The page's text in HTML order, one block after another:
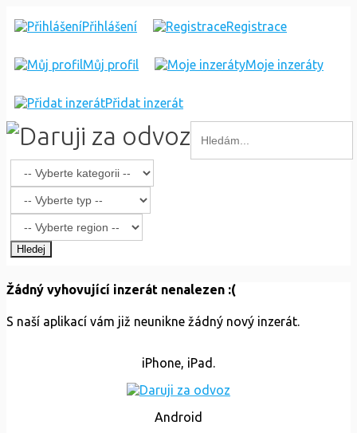
Přihlášení Registrace
Můj profil Moje inzeráty
Přidat inzerát
Hledej
Žádný vyhovující inzerát nenalezen :(
S naší aplikací vám již neunikne žádný nový inzerát.
iPhone, iPad.
Android